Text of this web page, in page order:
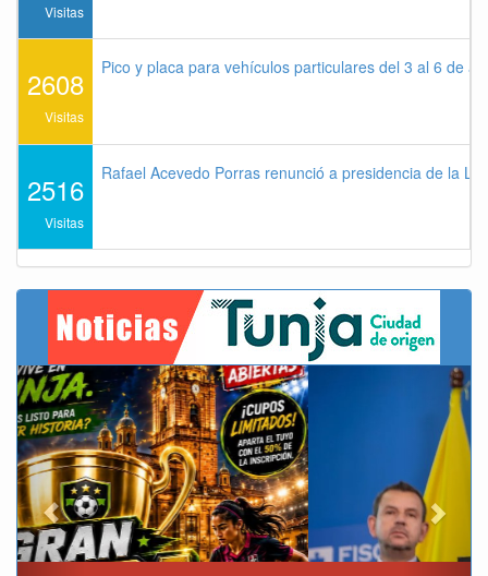
Visitas
2608
Visitas
Pico y placa para vehículos particulares del 3 al 6 de
2516
Visitas
Rafael Acevedo Porras renunció a presidencia de la
Previous Next